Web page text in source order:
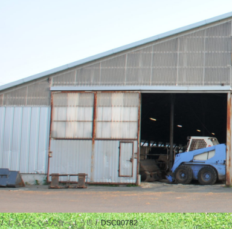
もちをたくさん食べよう!!! DSC00782